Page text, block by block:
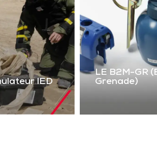
IED
LE B2M-GR
Grenade)